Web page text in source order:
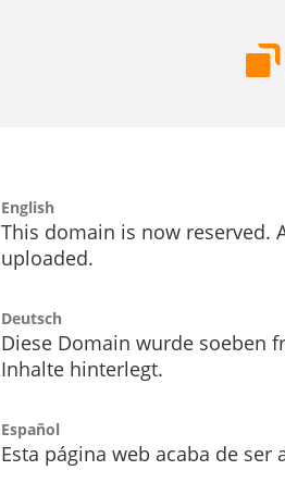
English
This domain is now reserved.
uploaded.
Deutsch
Diese Domain wurde soeben
Inhalte hinterlegt.
Español
Esta página web acaba de